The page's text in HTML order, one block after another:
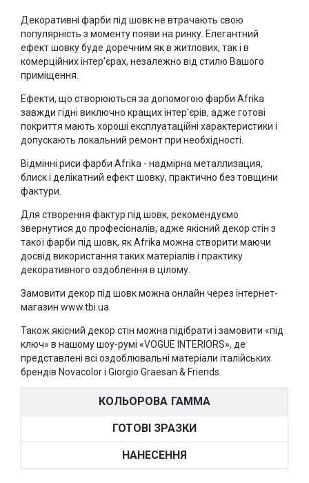
Декоративні фарби під шовк не втрачають свою
популярність з моменту появи на ринку. Елегантний
ефект шовку буде доречним як в житлових, так і в
комерційних інтер'єрах, незалежно від стилю Вашого
приміщення.
Ефекти, що створюються за допомогою фарби Afrika
завжди гідні виключно кращих інтер'єрів, адже готові
покриття мають хороші експлуатаційні характеристики і
допускають локальний ремонт при необхідності.
Відмінні риси фарби Afrika - надмірна металлизация,
блиск і делікатний ефект шовку, практично без товщини
фактури.
Для створення фактур під шовк, рекомендуємо
звернутися до професіоналів, адже якісний декор стін з
такої фарби під шовк, як Afrika можна створити маючи
досвід використання таких матеріалів і практику
декоративного оздоблення в цілому.
Замовити декор під шовк можна онлайн через інтернет-
магазин www.tbi.ua.
Також якісний декор стін можна підібрати і замовити «під
ключ» в нашому шоу-румі «VOGUE INTERIORS», де
представлені всі оздоблювальні матеріали італійських
брендів Novacolor і Giorgio Graesan & Friends.
КОЛЬОРОВА ГАММА
ГОТОВІ ЗРАЗКИ
НАНЕСЕННЯ